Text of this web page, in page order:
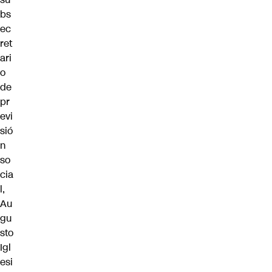
bs
ec
ret
ari
o
de
pr
evi
sió
n
so
cia
l,
Au
gu
sto
Igl
esi